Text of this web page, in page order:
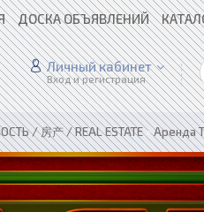
ДОСКА ОБЪЯВЛЕНИЙ
Личный кабинет
Вход и регистрация
/ 房产 / REAL ESTATE»Аренда